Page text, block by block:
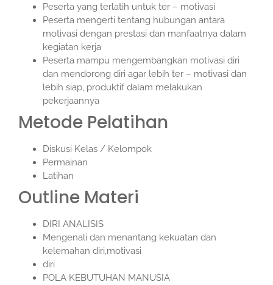
Peserta yang terlatih untuk ter – motivasi
Peserta mengerti tentang hubungan antara
motivasi dengan prestasi dan manfaatnya dalam
kegiatan kerja
Peserta mampu mengembangkan motivasi diri
dan mendorong diri agar lebih ter – motivasi dan
lebih siap, produktif dalam melakukan
pekerjaannya
Metode Pelatihan
Diskusi Kelas / Kelompok
Permainan
Latihan
Outline Materi
DIRI ANALISIS
Mengenali dan menantang kekuatan dan
kelemahan diri,motivasi
diri
POLA KEBUTUHAN MANUSIA